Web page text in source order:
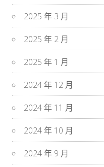
2025 年 3 月
2025 年 2 月
2025 年 1 月
2024 年 12 月
2024 年 11 月
2024 年 10 月
2024 年 9 月